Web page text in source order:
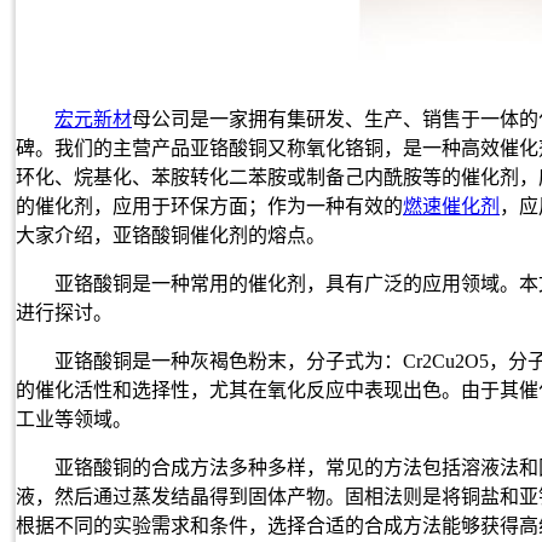
宏元新材母公司是一家拥有集研发、生产、销售于一体
碑。我们的主营产品亚铬酸铜又称氧化铬铜，是一种高效催
环化、烷基化、苯胺转化二苯胺或制备己内酰胺等的催化剂
的催化剂，应用于环保方面；作为一种有效的燃速催化剂 ，
大家介绍，亚铬酸铜催化剂的熔点。
亚铬酸铜是一种常用的催化剂，具有广泛的应用领域。
进行探讨。
亚铬酸铜是一种灰褐色粉末，分子式为： Cr2Cu2O5，分
的催化活性和选择性，尤其在氧化反应中表现出色。由于其
工业等领域。
亚铬酸铜的合成方法多种多样，常见的方法包括溶液法
液，然后通过蒸发结晶得到固体产物。固相法则是将铜盐和
根据不同的实验需求和条件，选择合适的合成方法能够获得